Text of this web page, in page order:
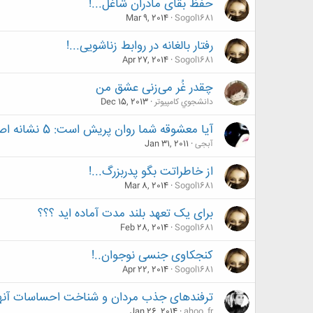
حفظ بقای مادران شاغل...!
Sogol1681
Mar 9, 2014
رفتار بالغانه در روابط زناشویی...!
Sogol1681
Apr 27, 2014
چقدر غُر می‌زنی عشق من
دانشجوي كامپيوتر Dec 15, 2013
آيا معشوقه شما روان پريش است: 5 نشانه اصلي (( حتما بخونید دوستان ))
آبجی Jan 31, 2011
از خاطراتت بگو پدربزرگ...!
Sogol1681
Mar 8, 2014
برای یک تعهد بلند مدت آماده اید ؟؟؟
Sogol1681
Feb 28, 2014
کنجکاوی جنسی نوجوان..!
Sogol1681
Apr 22, 2014
ترفندهای جذب مردان و شناخت احساسات